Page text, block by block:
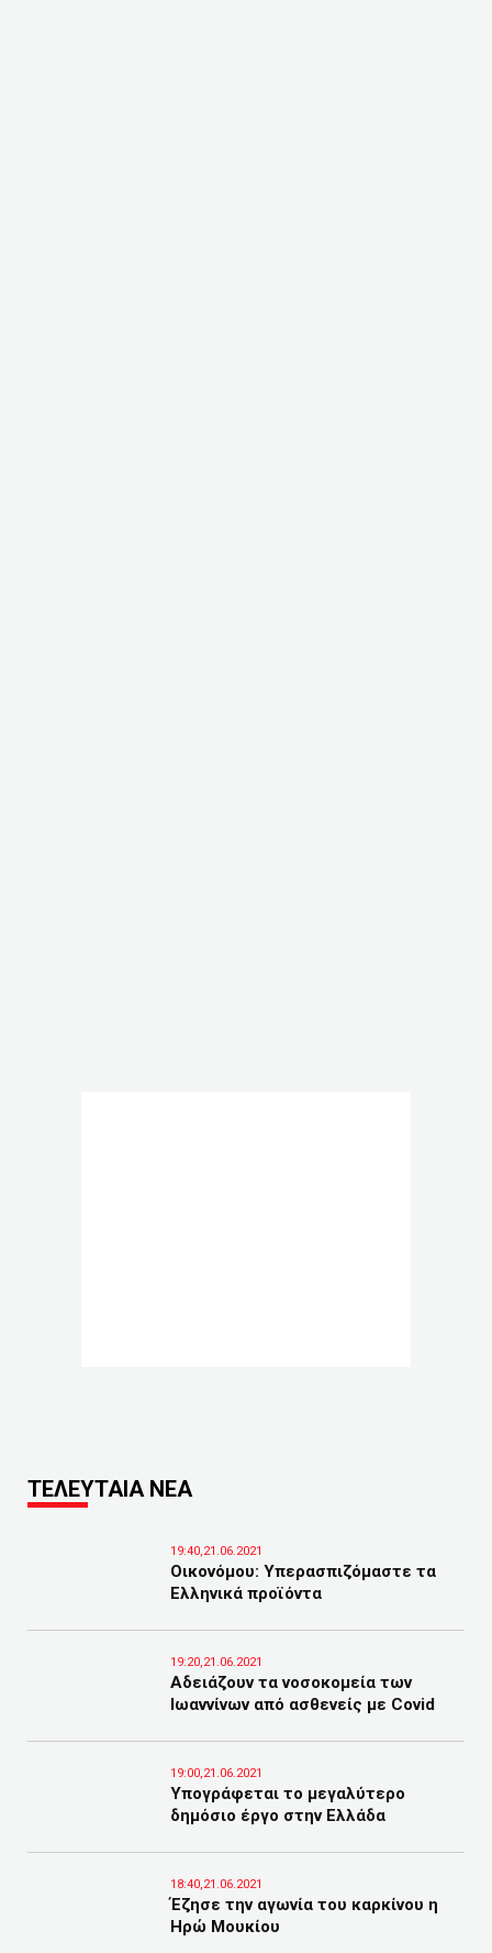
ΤΕΛΕΥΤΑΙΑ ΝΕΑ
19:40,21.06.2021
Οικονόμου: Υπερασπιζόμαστε τα
Ελληνικά προϊόντα
19:20,21.06.2021
Αδειάζουν τα νοσοκομεία των
Ιωαννίνων από ασθενείς με Covid
19:00,21.06.2021
Υπογράφεται το μεγαλύτερο
δημόσιο έργο στην Ελλάδα
18:40,21.06.2021
Έζησε την αγωνία του καρκίνου η
Ηρώ Μουκίου